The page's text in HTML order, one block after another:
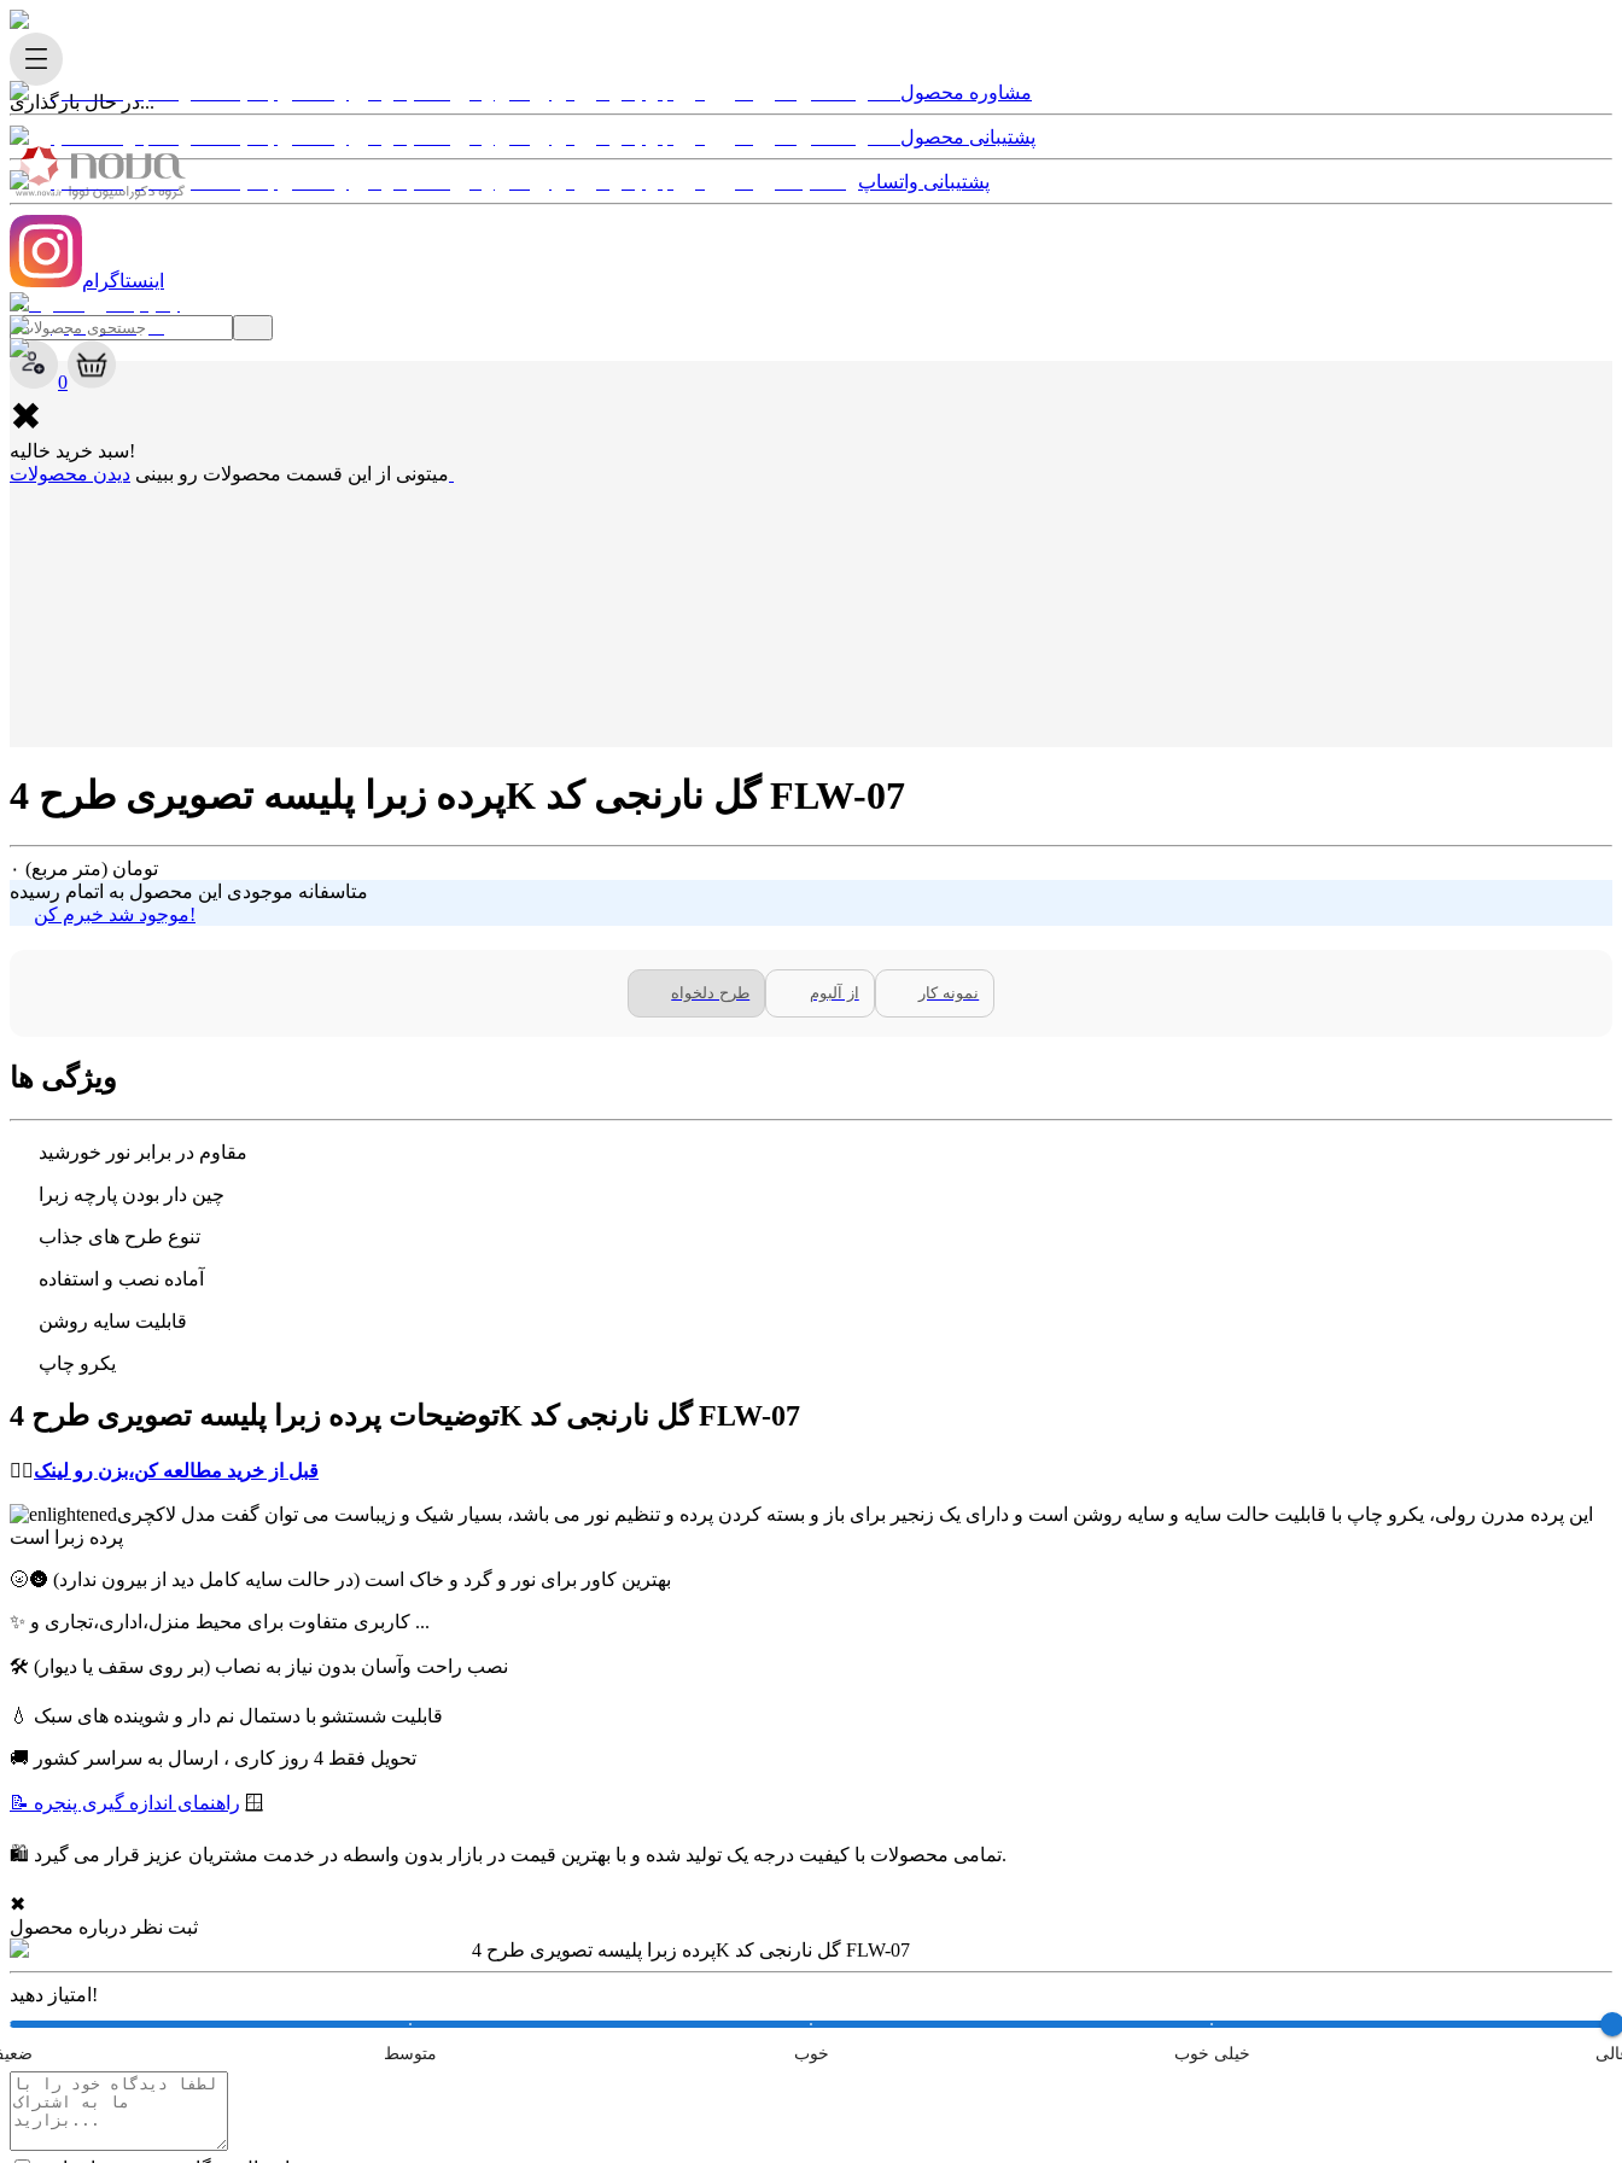
در حال بارگذاری...
✖
0
✖
سبد خرید خالیه!
میتونی از این قسمت محصولات رو ببینی
مشاوره محصول
پشتیبانی محصول
پشتیبانی واتساپ
اینستاگرام
پرده زبرا پلیسه تصویری طرح 4K گل نارنجی کد FLW-07
۰ تومان (متر مربع)
متاسفانه موجودی این محصول به اتمام رسیده
موجود شد خبرم کن!
طرح دلخواه از آلبوم نمونه کار
ویژگی ها
مقاوم در برابر نور خورشید
چین دار بودن پارچه زبرا
تنوع طرح های جذاب
آماده نصب و استفاده
قابلیت سایه روشن
یکرو چاپ
توضیحات پرده زبرا پلیسه تصویری طرح 4K گل نارنجی کد FLW-07
👈🏻قبل از خرید مطالعه کن،بزن رو لینک
این پرده مدرن رولی، یکرو چاپ با قابلیت حالت سایه و سایه روشن است و دارای یک زنجیر برای باز و بسته کردن پرده و تنظیم نور می باشد، بسیار شیک و زیباست می توان گفت مدل لاکچری
پرده زبرا است
🌝🌚 بهترین کاور برای نور و گرد و خاک است (در حالت سایه کامل دید از بیرون ندارد)
✨ کاربری متفاوت برای محیط منزل،اداری،تجاری و ...
🛠 نصب راحت وآسان بدون نیاز به نصاب (بر روی سقف یا دیوار)
💧 قابلیت شستشو با دستمال نم دار و شوینده های سبک
🚚 تحویل فقط 4 روز کاری ، ارسال به سراسر کشور
📝 راهنمای اندازه گیری پنجره 🪟
🛍 تمامی محصولات با کیفیت درجه یک تولید شده و با بهترین قیمت در بازار بدون واسطه در خدمت مشتریان عزیز قرار می گیرد.
✖
ثبت نظر درباره محصول
پرده زبرا پلیسه تصویری طرح 4K گل نارنجی کد FLW-07
امتیاز دهید!
متوسط خوب خیلی خوب